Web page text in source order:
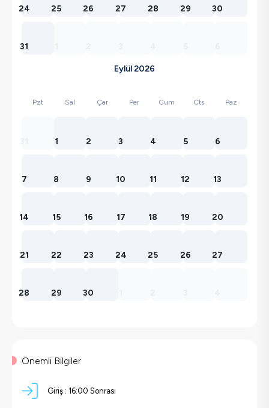
24 25 26 27 28 29 30
31
Eylül 2026
Pzt Sal Çar Per Cum Cts Paz
1 2 3 4 5 6
7 8 9 10 11 12 13
14 15 16 17 18 19 20
21 22 23 24 25 26 27
28 29 30
Önemli Bilgiler
Giriş : 16:00 Sonrası